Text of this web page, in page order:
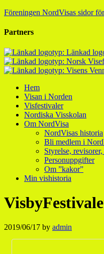
Föreningen NordVisas sidor
Partners
Hem
Visan i Norden
Visfestivaler
Nordiska Visskolan
Om NordVisa
NordVisas historia
Bli medlem i
Styrelse,
Personuppgifter
Om ”kakor”
Min vishistoria
2019/06/17 by admin